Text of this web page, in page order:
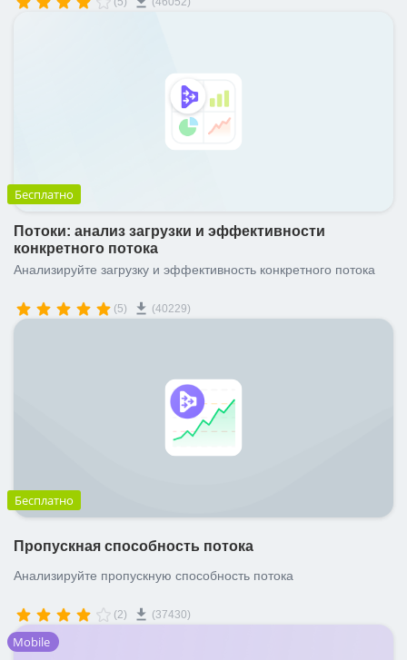
Бесплатно
Потоки: анализ загрузки и эффективности
конкретного потока
Анализируйте загрузку и эффективность конкретного потока
(5) (40229)
Бесплатно
Пропускная способность потока
Анализируйте пропускную способность потока
(2) (37430)
Mobile